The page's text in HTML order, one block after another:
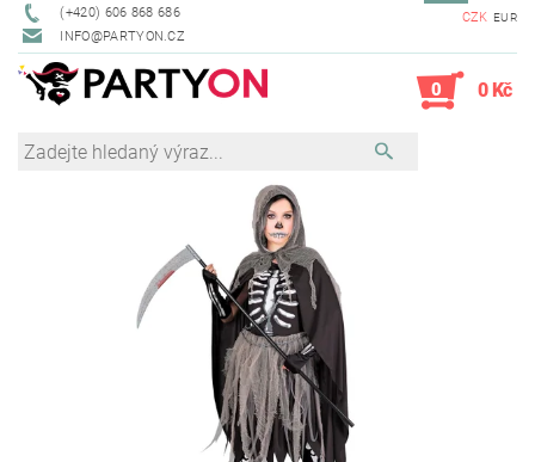
(+420) 606 868 686
INFO@PARTYON.CZ
CZK EUR
0 0 Kč